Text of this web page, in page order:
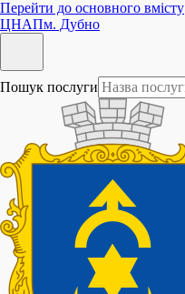
Перейти до основного вмісту
ЦНАПм. Дубно
Пошук послуги